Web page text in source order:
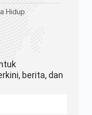
Hidup
berita, dan